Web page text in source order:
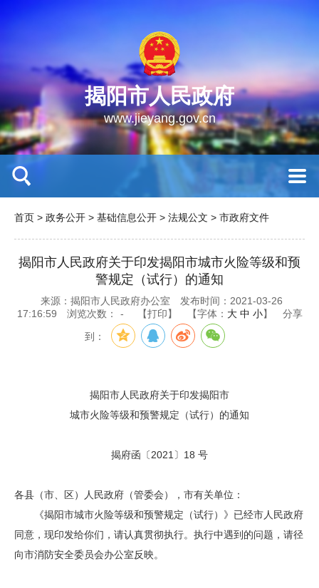
揭阳市人民政府
www.jieyang.gov.cn
首页 > 政务公开 > 基础信息公开 > 法规公文 > 市政府文件
揭阳市人民政府关于印发揭阳市城市火险等级和预
警规定（试行）的通知
来源：揭阳市人民政府办公室
发布时间：2021-03-26
17:16:59
浏览次数： - 【打印】 【字体： 大 中 小】 分享
到：
揭阳市人民政府关于印发揭阳市
城市火险等级和预警规定（试行）的通知
揭府函〔2021〕18 号
各县（市、区）人民政府（管委会），市有关单位：
《揭阳市城市火险等级和预警规定（试行）》已经市人民政府
同意，现印发给你们，请认真贯彻执行。执行中遇到的问题，请径
向市消防安全委员会办公室反映。